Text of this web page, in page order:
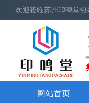
欢迎莅临苏州印鸣堂包
网站首页